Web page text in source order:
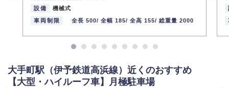
設備
機械式
車両制限
全長 500/ 全幅 185/ 全高 155/ 総重量 2000
大手町駅（伊予鉄道高浜線）近くのおすすめ
【大型・ハイルーフ車】月極駐車場